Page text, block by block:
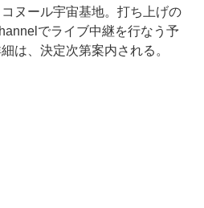
ヌール宇宙基地。打ち上げの
でライブ中継を行なう予
は、決定次第案内される。